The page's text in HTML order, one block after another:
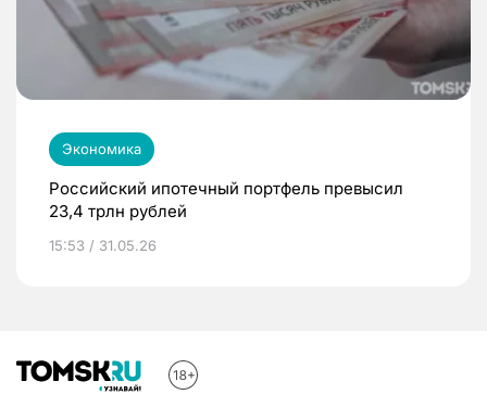
Экономика
Российский ипотечный портфель превысил
23,4 трлн рублей
15:53 / 31.05.26